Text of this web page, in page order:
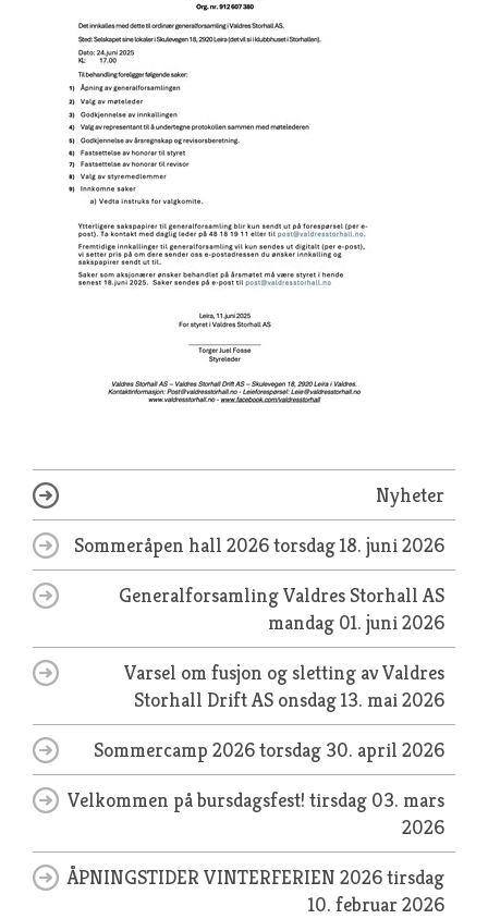
Nyheter
Sommeråpen hall 2026torsdag 18. juni 2026
Generalforsamling Valdres Storhall AS
mandag 01. juni 2026
Varsel om fusjon og sletting av Valdres
Storhall Drift AS onsdag 13. mai 2026
Sommercamp 2026torsdag 30. april 2026
Velkommen på bursdagsfest! tirsdag 03. mars
2026
ÅPNINGSTIDER VINTERFERIEN 2026tirsdag
10. februar 2026